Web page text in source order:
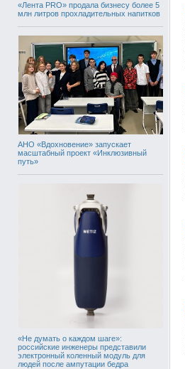
«Лента PRO» продала бизнесу более 5
млн литров прохладительных напитков
АНО «Вдохновение» запускает
масштабный проект «Инклюзивный
путь»
«Не думать о каждом шаге»:
российские инженеры представили
электронный коленный модуль для
людей после ампутации бедра